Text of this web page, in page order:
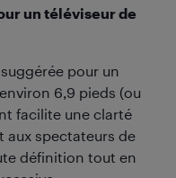
un téléviseur de
pour un
6,9 pieds (ou
facilite une clarté
spectateurs de
définition tout en